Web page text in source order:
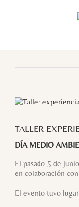
Ver
grande
TALLER
DÍA MEDIO
El pasado 5 de
en colaboración
El evento tuvo